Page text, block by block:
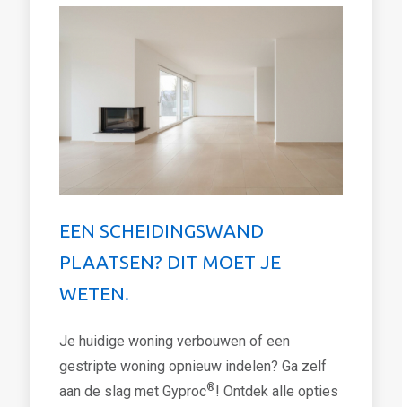
EEN SCHEIDINGSWAND
PLAATSEN? DIT MOET JE
WETEN.
Je huidige woning verbouwen of een
gestripte woning opnieuw indelen? Ga zelf
aan de slag met Gyproc®! Ontdek alle opties